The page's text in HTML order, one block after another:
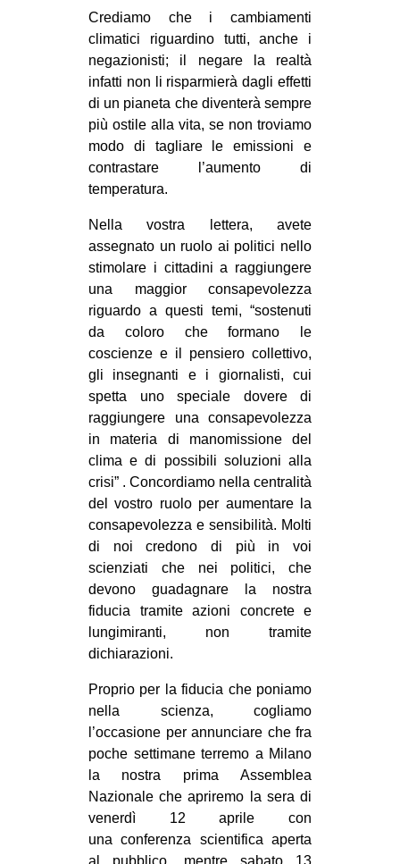
MEDIO ORIENTE
MONDO
EVENTI
in
Fb
bsky
ms
SEARCH
Crediamo che i cambiamenti
climatici riguardino tutti, anche i
negazionisti; il negare la realtà
infatti non li risparmierà dagli effetti
di un pianeta che diventerà sempre
più ostile alla vita, se non troviamo
modo di tagliare le emissioni e
contrastare l’aumento di
temperatura.
Nella vostra lettera, avete
assegnato un ruolo ai politici nello
stimolare i cittadini a raggiungere
una maggior consapevolezza
riguardo a questi temi, “sostenuti
da coloro che formano le
coscienze e il pensiero collettivo,
gli insegnanti e i giornalisti, cui
spetta uno speciale dovere di
raggiungere una consapevolezza
in materia di manomissione del
clima e di possibili soluzioni alla
crisi” . Concordiamo nella centralità
del vostro ruolo per aumentare la
consapevolezza e sensibilità. Molti
di noi credono di più in voi
scienziati che nei politici, che
devono guadagnare la nostra
fiducia tramite azioni concrete e
lungimiranti, non tramite
dichiarazioni.
Proprio per la fiducia che poniamo
nella scienza, cogliamo
l’occasione per annunciare che fra
poche settimane terremo a Milano
la nostra prima Assemblea
Nazionale che apriremo la sera di
venerdì 12 aprile con
una conferenza scientifica aperta